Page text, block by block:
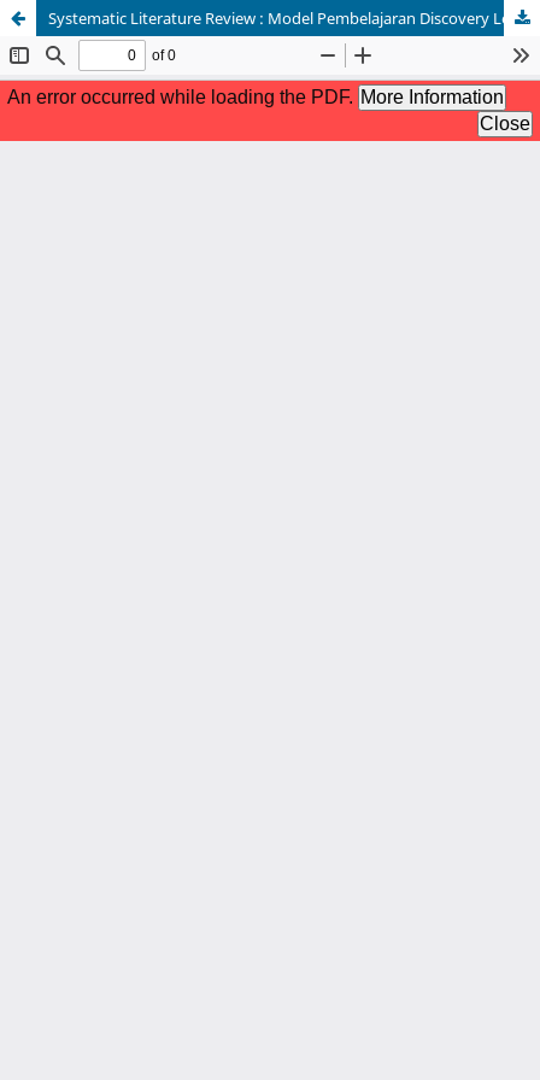
Systematic Literature Review : Model Pembelajaran Discovery Learning Untuk Meningkatkan Kemampuan Numerasi Siswa Sekolah Menengah Pertama